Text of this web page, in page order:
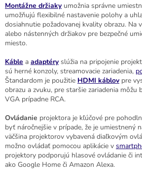
Montážne držiaky umožnia správne
umožňujú flexibilné nastavenie polohy a
dosiahnutie požadovanej kvality obrazu. Na
alebo nástenných držiakov pre bezpečné
miesto.
Káble a adaptéry slúžia na pripojenie
sú herné konzoly, streamovacie zariadenia,
Štandardom je použitie HDMI káblov pre
obrazu a zvuku, pre staršie zariadenia môžu
VGA prípadne RCA.
Ovládanie projektora je kľúčové pre
byť náročnejšie v prípade, že je umiestnený
väčšina projektorov vybavená diaľkovým
možno ovládať pomocou aplikácie v
projektory podporujú hlasové ovládanie či
ako Google Home či Amazon Alexa.